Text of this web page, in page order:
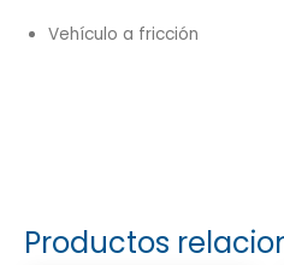
Vehículo a fricción
Productos